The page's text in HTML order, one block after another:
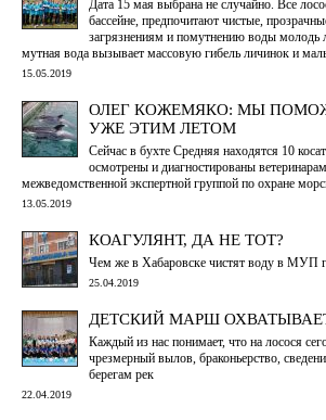
Дата 15 мая выбрана не случайно. Все
бассейне, предпочитают чистые,
загрязнениям и помутнению воды молодь
мутная вода вызывает массовую гибель личинок и
15.05.2019
ОЛЕГ КОЖЕМЯКО: МЫ
УЖЕ ЭТИМ ЛЕТОМ
Сейчас в бухте Средняя находятся 10
осмотрены и диагностированы
межведомственной экспертной группой по охране
13.05.2019
КОАГУЛЯНТ, ДА НЕ ТОТ?
Чем же в Хабаровске чистят воду в МУП
25.04.2019
ДЕТСКИЙ МАРШ
Каждый из нас понимает, что на лосося
чрезмерный вылов, браконьерство,
берегам рек
22.04.2019